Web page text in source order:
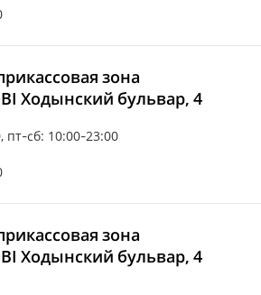
зона
Ходынский бульвар, 4
пт-сб: 10:00-23:00
зона
Ходынский бульвар, 4